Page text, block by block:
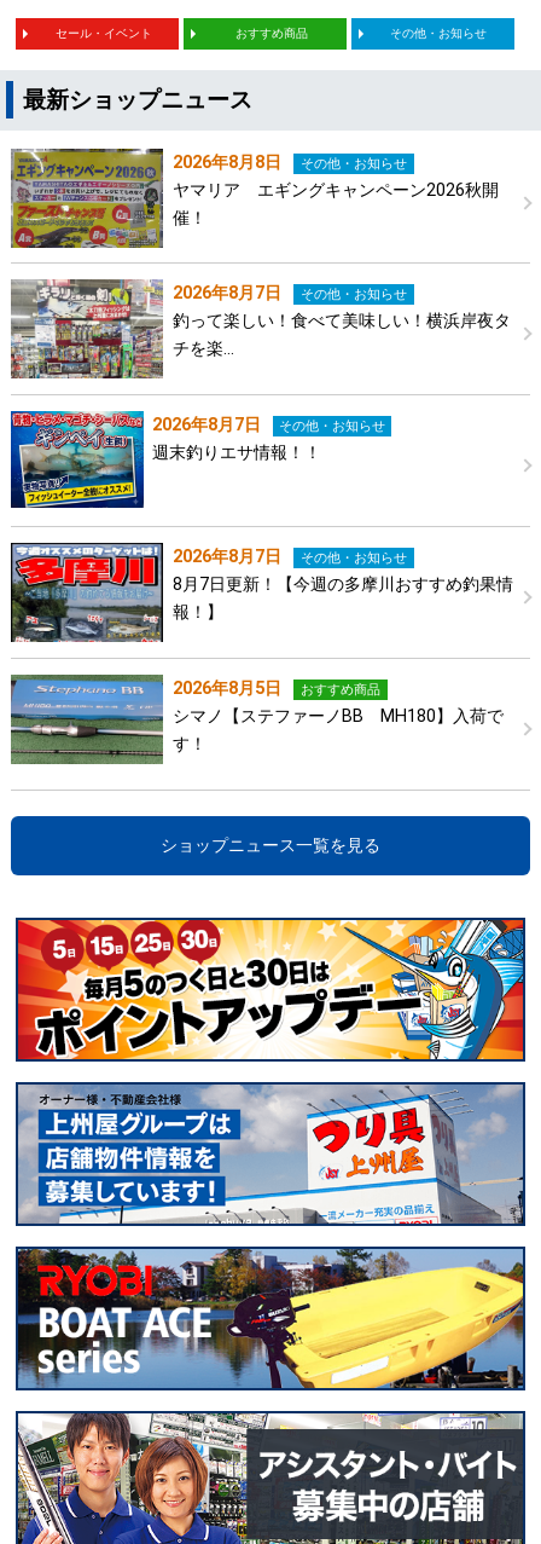
セール・イベント おすすめ商品 その他・お知らせ
最新ショップニュース
2026年8月8日 その他・お知らせ
ヤマリア エギングキャンペーン2026秋開
催！
2026年8月7日 その他・お知らせ
釣って楽しい！食べて美味しい！横浜岸夜タ
チを楽…
2026年8月7日 その他・お知らせ
週末釣りエサ情報！！
2026年8月7日 その他・お知らせ
8月7日更新！【今週の多摩川おすすめ釣果情
報！】
2026年8月5日 おすすめ商品
シマノ【ステファーノBB MH180】入荷で
す！
ショップニュース一覧を見る